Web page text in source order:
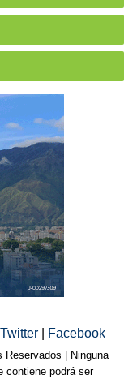
Twitter Facebook
| Ninguna
contiene podrá ser